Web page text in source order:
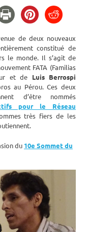
de deux nouveaux
constitué de
le monde. Il s’agit de
FATA (Familias
et de Luis Berrospi
au Pérou. Ces deux
d’être nommés
pour le Réseau
très fiers de les
du 10e Sommet du